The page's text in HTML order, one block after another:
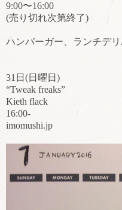
9:00〜16:00
(売り切れ次第終了)
ハンバーガー、ランチデ
31日(日曜日)
“Tweak freaks”
Kieth flack
16:00-
imomushi.jp